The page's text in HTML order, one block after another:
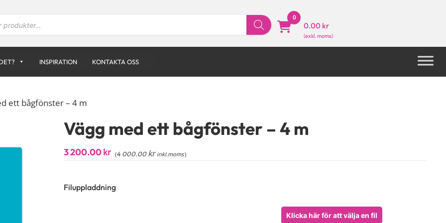
0
0.00 kr
INSPIRATION KONTAKTA OSS
ett bågfönster – 4 m
Vägg med ett bågfönster – 4 m
3 200.00kr (4 000.00kr inkl.moms)
Filuppladdning
Klicka här för att välja en fil